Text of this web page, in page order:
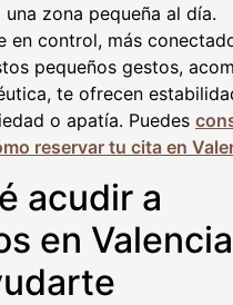
una zona pequeña al día.
en control, más
pequeños gestos,
te ofrecen
o apatía. Puedes
reservar tu cita en
acudir a
en Valencia